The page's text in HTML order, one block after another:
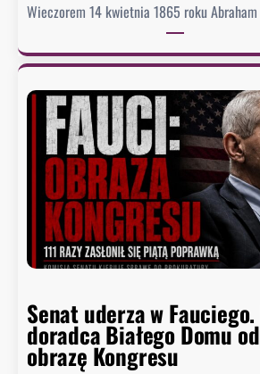
Wieczorem 14 kwietnia 1865 roku
Senat uderza w Fauciego.
doradca Białego Domu
obrazę Kongresu